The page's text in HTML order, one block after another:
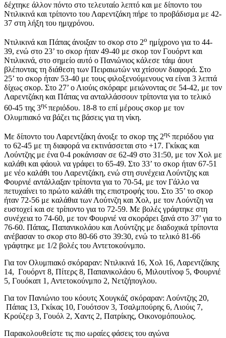
δέχτηκε άλλον πόντο στο τελευταίο λεπτό και με δίποντο του
Ντιλικινά και τρίποντο του Λαρεντζάκη πήρε το προβάδισμα με 42-
37 στη λήξη του ημιχρόνου.
Ντιλικινά και Πάπας άνοιξαν το σκορ στο 2ο ημίχρονο για το 44-
39, ενώ στο 23’ το σκορ ήταν 49-40 με σκορ τον Γουόρντ και
Ντιλικινά, στο σημείο αυτό ο Πανιώνιος κάλεσε τάιμ άουτ
βλέποντας τη διάθεση των Πειραιωτών να χτίσουν διαφορά. Στο
25’ το σκορ ήταν 53-40 με τους φιλοξενούμενους να είναι 3 λεπτά
δίχως σκορ. Στο 27’ ο Λιούις σκόραρε μειώνοντας σε 54-42, με τον
Λαρεντζάκη και Πάπας να ανταλλάσσουν τρίποντα για το τελικό
60-45 της 3ης περιόδου. 18-8 το επί μέρους σκορ με τον
Ολυμπιακό να βάζει τις βάσεις για τη νίκη.
Με δίποντο του Λαρεντζάκη άνοιξε το σκορ της 2ης περιόδου για
το 62-45 με τη διαφορά να εκτινάσσεται στο +17. Γκίκας και
Λούντζης με ένα 0-4 ροκάνισαν σε 62-49 στο 31:50, με τον Χολ με
καλάθι και φάουλ να γράφει το 65-49. Στο 33’ το σκορ ήταν 67-51
με νέο καλάθι του Λαρεντζάκη, ενώ στη συνέχεια Λούντζης και
Φουρνιέ αντάλλαξαν τρίποντα για το 70-54, με τον Γάλλο να
πετυχαίνει το πρώτο καλάθι της επιστροφής του. Στο 35’ το σκορ
ήταν 72-56 με καλάθια των Λούτνζη και Χολ, με τον Λούντζη να
ευστοχεί και σε τρίποντο για το 72-59. Με βολές γράφτηκε στη
συνέχεια το 74-60, με τον Φουρνιέ να σκοράρει ξανά στο 37’ για το
76-60. Πάπας, Παπανικολάου και Λούντζης με διαδοχικά τρίποντα
ανέβασαν το σκορ στο 80-66 στο 39:30, ενώ το τελικό 81-66
γράφτηκε με 1/2 βολές του Αντετοκούνμπο.
Για τον Ολυμπιακό σκόραραν: Ντιλικινά 16, Χολ 16, Λαρεντζάκης
14, Γουόρντ 8, Πίτερς 8, Παπανικολάου 6, Μιλουτίνοφ 5, Φουρνιέ
5, Γουόκαπ 1, Αντετοκούνμπο 2, Νετζήπογλου.
Για τον Πανιώνιο του κόουτς Χουγκάζ σκόραραν: Λούντζης 20,
Πάπας 13, Γκίκας 10, Γουότσον 3, Τσαλμπούρης 6, Λιούις 7,
Κρούζερ 3, Γουόλ 2, Χαντς 2, Πατρίκης, Οικονομόπουλος.
Παρακολουθείστε τις πιο ωραίες φάσεις του αγώνα